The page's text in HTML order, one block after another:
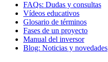
FAQs: Dudas y consultas
Vídeos educativos
Glosario de términos
Fases de un proyecto
Manual del inversor
Blog: Noticias y novedades